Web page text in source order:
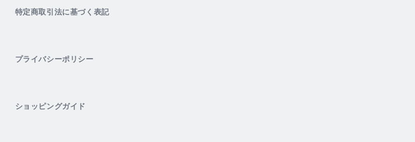
特定商取引法に基づく表記
プライバシーポリシー
ショッピングガイド